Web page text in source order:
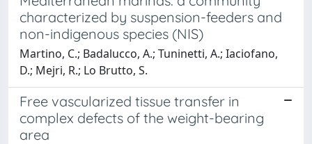
characterized by suspension-feeders and
non-indigenous species (NIS)
Martino, C.; Badalucco, A.; Tuninetti, A.; Iaciofano,
D.; Mejri, R.; Lo Brutto, S.
Free vascularized tissue transfer in
complex defects of the weight-bearing
area